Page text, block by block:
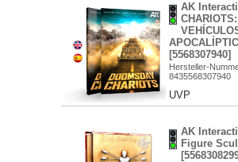
AK
[5568307940]
Hersteller-
8435568307940
UVP
AK
Figure